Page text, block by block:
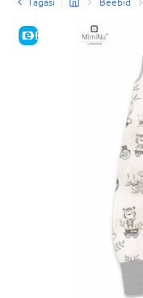
Tagasi Beebid
E-HIND